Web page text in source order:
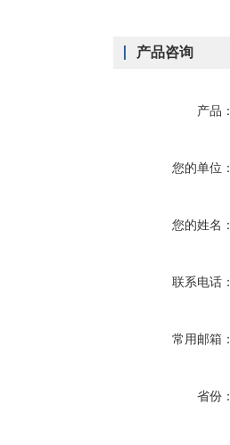
产品咨询
产品：
您的单位：
您的姓名：
联系电话：
常用邮箱：
省份：